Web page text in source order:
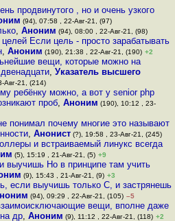
продвинутого , но и очень узкого
(94), 07:58 , 22-Авг-21, (97)
,Аноним (94), 08:00 , 22-Авг-21, (98)
Если цель - просто зарабатывать
,Аноним (190), 21:38 , 22-Авг-21, (190) +2
вещи, которые можно на
, Указатель высшего
Авг-21, (214)
ребёнку можно, а вот у senior php
проб, Аноним (190), 10:12 , 23-
понимал почему многие это называют
, Анонист(?), 19:58 , 23-Авг-21, (245)
и встраиваемый линукс всегда
(5), 15:19 , 21-Авг-21, (5) +9
выучишь Но в принципе там учить
(9), 15:43 , 21-Авг-21, (9) +3
если выучишь только С, и застрянешь
(94), 09:29 , 22-Авг-21, (105) –5
вещи, вполне даже
др,Аноним (9), 11:12 , 22-Авг-21, (118) +2